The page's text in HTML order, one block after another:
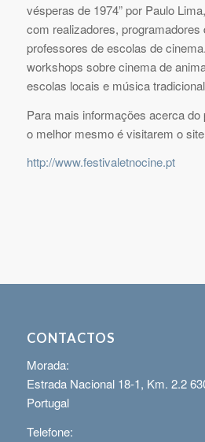
vésperas de 1974” por Paulo
com realizadores, programadores
professores de escolas de
workshops sobre cinema de
escolas locais e música
Para mais informações acerca
o melhor mesmo é visitarem o
http://www.festivaletnocine.pt
CONTACTOS
Morada:
Estrada Nacional 18-1, Km. 2.2
Portugal
Telefone: